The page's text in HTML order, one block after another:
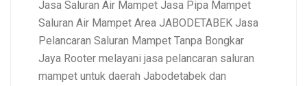
Jasa Saluran Air Mampet Jasa Pipa Mampet
Saluran Air Mampet Area JABODETABEK Jasa
Pelancaran Saluran Mampet Tanpa Bongkar
Jaya Rooter melayani jasa pelancaran saluran
mampet untuk daerah Jabodetabek dan